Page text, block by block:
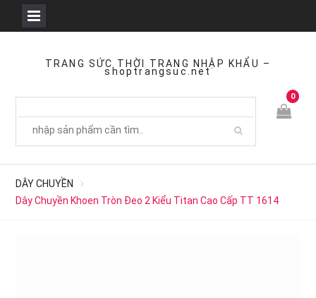
TRANG SỨC THỜI TRANG NHẬP KHẨU –
shoptrangsuc.net
0
DÂY CHUYỀN
Dây Chuyền Khoen Tròn Đeo 2 Kiểu Titan Cao Cấp TT 1614